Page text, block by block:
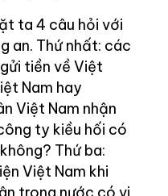
ta 4 câu hỏi với
an. Thứ nhất: các
tiền về Việt
Nam hay
Việt Nam nhận
ty kiều hối có
Thứ ba:
Việt Nam khi